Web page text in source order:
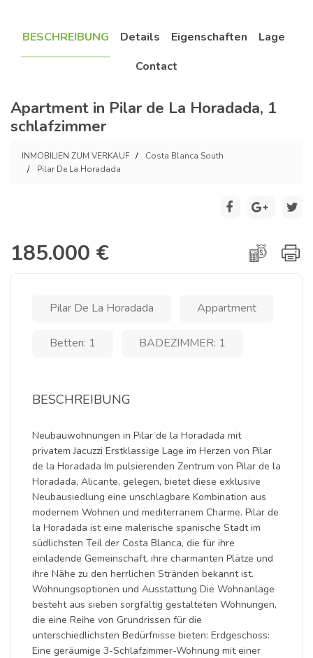
BESCHREIBUNG Details Eigenschaften
Lage
Contact
Apartment in Pilar de La Horadada, 1
schlafzimmer
INMOBILIEN ZUM VERKAUF
Costa Blanca South
Pilar De La Horadada
185.000 €
Pilar De La Horadada Appartment
Betten: 1 BADEZIMMER: 1
BESCHREIBUNG
Neubauwohnungen in Pilar de la Horadada mit
privatem Jacuzzi Erstklassige Lage im Herzen von Pilar
de la Horadada Im pulsierenden Zentrum von Pilar de la
Horadada, Alicante, gelegen, bietet diese exklusive
Neubausiedlung eine unschlagbare Kombination aus
modernem Wohnen und mediterranem Charme. Pilar de
la Horadada ist eine malerische spanische Stadt im
südlichsten Teil der Costa Blanca, die für ihre
einladende Gemeinschaft, ihre charmanten Plätze und
ihre Nähe zu den herrlichen Stränden bekannt ist.
Wohnungsoptionen und Ausstattung Die Wohnanlage
besteht aus sieben sorgfältig gestalteten Wohnungen,
die eine Reihe von Grundrissen für die
unterschiedlichsten Bedürfnisse bieten: Erdgeschoss:
Eine geräumige 3-Schlafzimmer-Wohnung mit einer